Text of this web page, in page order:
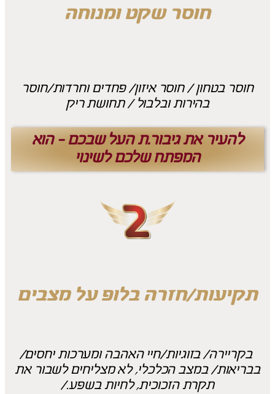
חוסר שקט ומנוחה
חוסר בטחון / חוסר איזון/ פחדים וחרדות/חוסר
בהירות ובלבול / תחושת ריק
להעיר את גיבור.ת העל שבכם - הוא
המפתח שלכם לשינוי
תקיעות/חזרה בלופ על מצבים
בקריירה/ בזוגיות/חיי האהבה ומערכות יחסים/
בבריאות/ במצב הכלכלי, לא מצליחים לשבור את
תקרת הזכוכית, לחיות בשפע./